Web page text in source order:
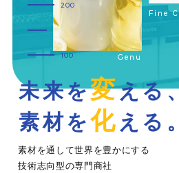
Genu
Fine
200
100
未来を変える
素材を化 え る 。
素材を通して世界を豊かにする
技術志向型の専門商社